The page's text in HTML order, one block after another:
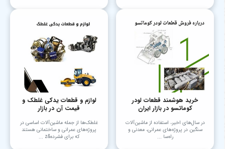
خرید هوشمند قطعات لودر
کوماتسو در بازار ایران
در سال‌های اخیر، استفاده از ماشین‌آلات
سنگین در پروژه‌های عمرانی، معدنی و
راه‌سا ...
لوازم و قطعات یدکی غلطک و
قیمت آن در بازار
غلطک‌ها از جمله ماشین‌آلات اساسی در
پروژه‌های عمرانی و ساختمانی هستند
که برای فشرده&z ...